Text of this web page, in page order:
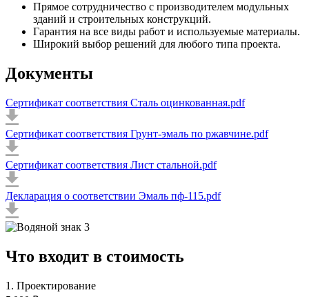
Прямое сотрудничество с производителем модульных
зданий и строительных конструкций.
Гарантия на все виды работ и используемые материалы.
Широкий выбор решений для любого типа проекта.
Документы
Сертификат соответствия Сталь оцинкованная.pdf
Сертификат соответствия Грунт-эмаль по ржавчине.pdf
Сертификат соответствия Лист стальной.pdf
Декларация о соответствии Эмаль пф-115.pdf
Что входит в стоимость
1. Проектирование